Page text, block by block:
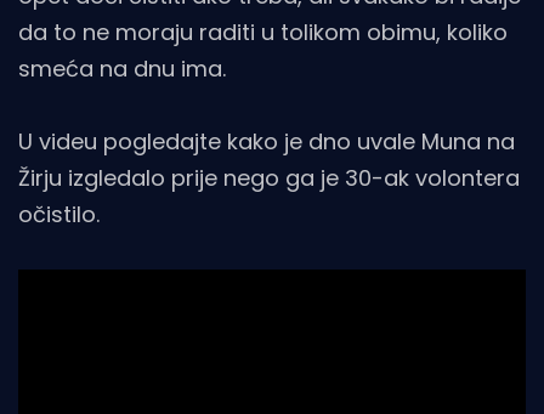
da to ne moraju raditi u tolikom obimu, koliko
smeća na dnu ima.
U videu pogledajte kako je dno uvale Muna na
Žirju izgledalo prije nego ga je 30-ak volontera
očistilo.